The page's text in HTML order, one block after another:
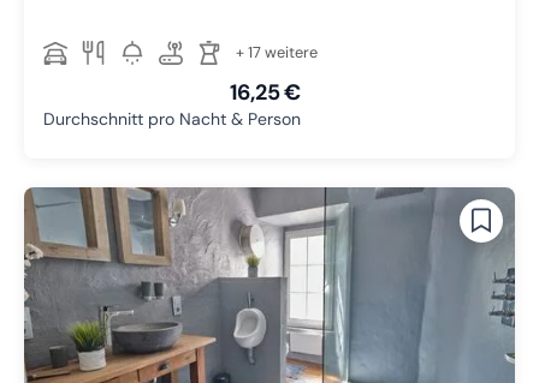
+ 17 weitere
16,25 €
Durchschnitt pro Nacht & Person